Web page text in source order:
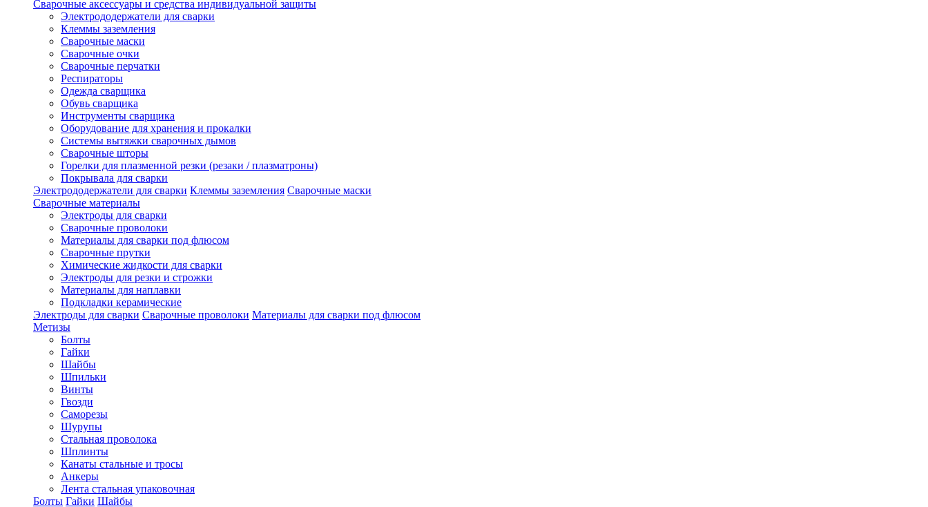
Сварочные аксессуары и средства индивидуальной защиты
Электрододержатели для сварки
Клеммы заземления
Сварочные маски
Сварочные очки
Сварочные перчатки
Респираторы
Одежда сварщика
Обувь сварщика
Инструменты сварщика
Оборудование для хранения и прокалки
Системы вытяжки сварочных дымов
Сварочные шторы
Горелки для плазменной резки (резаки / плазматроны)
Покрывала для сварки
Электрододержатели для сварки Клеммы заземления Сварочные маски
Сварочные материалы
Электроды для сварки
Сварочные проволоки
Материалы для сварки под флюсом
Сварочные прутки
Химические жидкости для сварки
Электроды для резки и строжки
Материалы для наплавки
Подкладки керамические
Электроды для сварки Сварочные проволоки Материалы для сварки под флюсом
Метизы
Болты
Гайки
Шайбы
Шпильки
Винты
Гвозди
Саморезы
Шурупы
Стальная проволока
Шплинты
Канаты стальные и тросы
Анкеры
Лента стальная упаковочная
Болты Гайки Шайбы